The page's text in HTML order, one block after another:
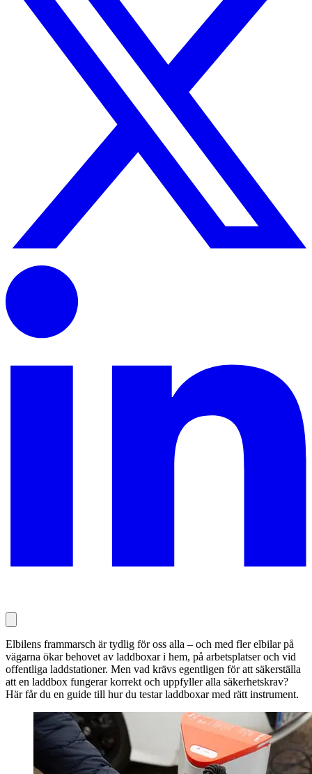
Elbilens frammarsch är tydlig för oss alla – och med fler elbilar på
vägarna ökar behovet av laddboxar i hem, på arbetsplatser och vid
offentliga laddstationer. Men vad krävs egentligen för att säkerställa
att en laddbox fungerar korrekt och uppfyller alla säkerhetskrav?
Här får du en guide till hur du testar laddboxar med rätt instrument.